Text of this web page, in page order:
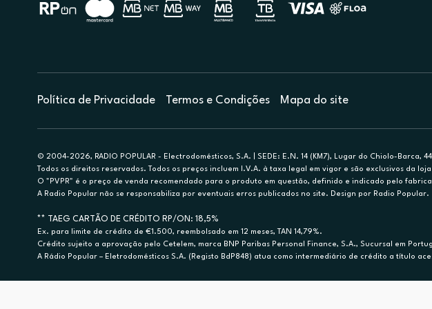
Política de Privacidade Termos e Condições Mapa do site
© 2004-2026, RADIO POPULAR - Electrodomésticos, S.A. | SEDE: E.N. 14 (KM7), Lugar do Chiolo-Barca,
Todos os direitos reservados. Todos os preços incluem I.V.A. à taxa legal em vigor e são exclusivos da
O "PVPR" é o preço de venda recomendado para o produto em questão, definido e indicado pelo
A Radio Popular não se responsabiliza por eventuais erros publicados no site. Design por Radio Popular.
** TAEG CARTÃO DE CRÉDITO RP/ON: 18,5%
Ex. para limite de crédito de €1.500, reembolsado em 12 meses, TAN 14,79%.
Crédito sujeito a aprovação pelo Cetelem, marca BNP Paribas Personal Finance, S.A., Sucursal em
A Rádio Popular – Eletrodomésticos S.A. (Registo BdP848) atua como intermediário de crédito a título